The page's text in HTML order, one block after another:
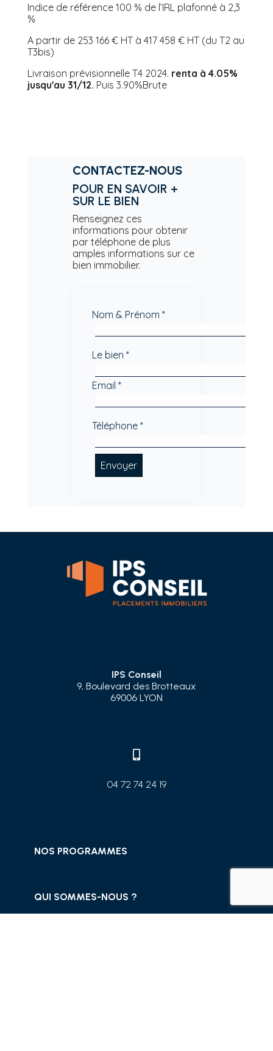
Indice de référence 100 % de l’IRL plafonné à 2,3
%
A partir de 253 166 € HT à 417 458 € HT (du T2 au
T3bis)
Livraison prévisionnelle T4 2024. renta à 4.05%
jusqu'au 31/12. Puis 3.90%Brute
CONTACTEZ-NOUS
POUR EN SAVOIR +
SUR LE BIEN
Renseignez ces
informations pour obtenir
par téléphone de plus
amples informations sur ce
bien immobilier.
Nom & Prénom *
Le bien *
Email *
Téléphone *
IPS Conseil
9, Boulevard des Brotteaux
69006 LYON

04 72 74 24 19
NOS PROGRAMMES
QUI SOMMES-NOUS ?